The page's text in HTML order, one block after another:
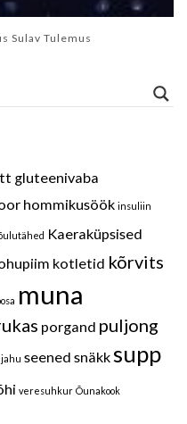
Sulav Tulemus
gluteenivaba
hommikusöök insuliin
Kaeraküpsised
kotletid kõrvits
muna
porgand puljong
seened snäkksupp
veresuhkur Õunakook